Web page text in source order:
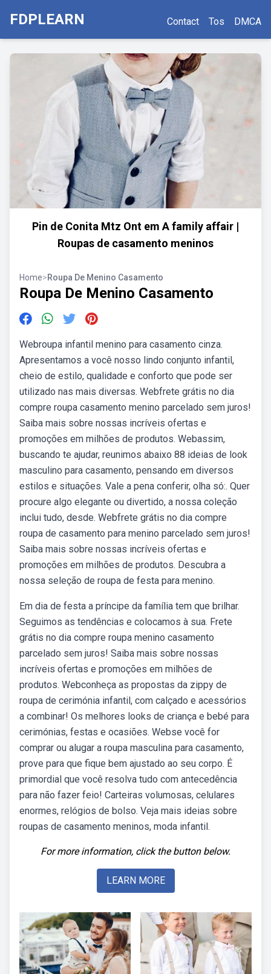
FDPLEARN Contact Tos DMCA
Pin de Conita Mtz Ont em A family affair |
Roupas de casamento meninos
Home>Roupa De Menino Casamento
Roupa De Menino Casamento
Webroupa infantil menino para casamento cinza.
Apresentamos a você nosso lindo conjunto infantil,
cheio de estilo, qualidade e conforto que pode ser
utilizado nas mais diversas. Webfrete grátis no dia
compre roupa casamento menino parcelado sem juros!
Saiba mais sobre nossas incríveis ofertas e
promoções em milhões de produtos. Webassim,
buscando te ajudar, reunimos abaixo 88 ideias de look
masculino para casamento, pensando em diversos
estilos e situações. Vale a pena conferir, olha só:. Quer
procure algo elegante ou divertido, a nossa coleção
inclui tudo, desde. Webfrete grátis no dia compre
roupa de casamento para menino parcelado sem juros!
Saiba mais sobre nossas incríveis ofertas e
promoções em milhões de produtos. Descubra a
nossa seleção de roupa de festa para menino.
Em dia de festa a príncipe da família tem que brilhar.
Seguimos as tendências e colocamos à sua. Frete
grátis no dia compre roupa menino casamento
parcelado sem juros! Saiba mais sobre nossas
incríveis ofertas e promoções em milhões de
produtos. Webconheça as propostas da zippy de
roupa de cerimónia infantil, com calçado e acessórios
a combinar! Os melhores looks de criança e bebé para
cerimónias, festas e ocasiões. Webse você for
comprar ou alugar a roupa masculina para casamento,
prove para que fique bem ajustado ao seu corpo. É
primordial que você resolva tudo com antecedência
para não fazer feio! Carteiras volumosas, celulares
enormes, relógios de bolso. Veja mais ideias sobre
roupas de casamento meninos, moda infantil.
For more information, click the button below.
LEARN MORE